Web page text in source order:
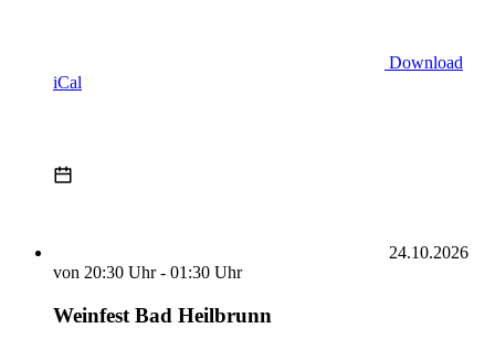
Download
iCal
24.10.2026
von 20:30 Uhr- 01:30 Uhr
Weinfest Bad Heilbrunn